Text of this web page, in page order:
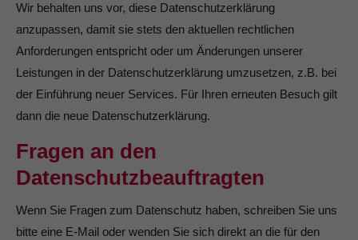
Wir behalten uns vor, diese Datenschutzerklärung
anzupassen, damit sie stets den aktuellen rechtlichen
Anforderungen entspricht oder um Änderungen unserer
Leistungen in der Datenschutzerklärung umzusetzen, z.B. bei
der Einführung neuer Services. Für Ihren erneuten Besuch gilt
dann die neue Datenschutzerklärung.
Fragen an den
Datenschutzbeauftragten
Wenn Sie Fragen zum Datenschutz haben, schreiben Sie uns
bitte eine E-Mail oder wenden Sie sich direkt an die für den